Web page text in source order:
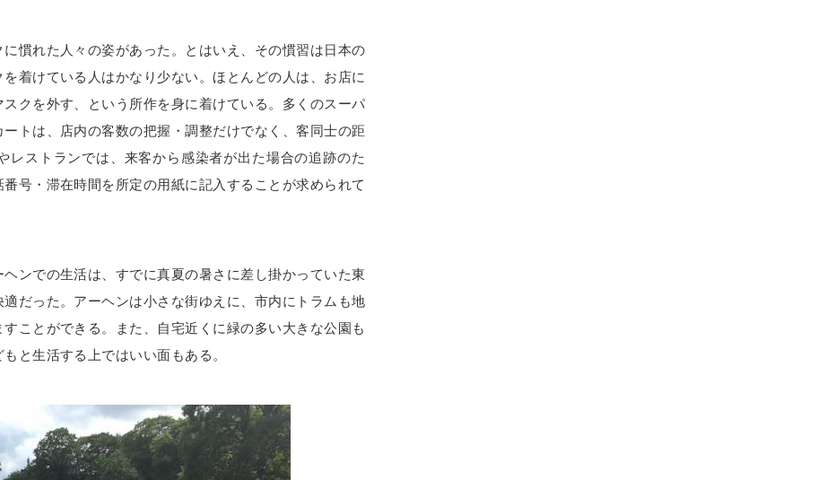
慣れた人々の姿があった。とはいえ、その慣習は日本の
着けている人はかなり少ない。ほとんどの人は、お店に
クを外す、という所作を身に着けている。多くのスーパ
トは、店内の客数の把握・調整だけでなく、客同士の距
レストランでは、来客から感染者が出た場合の追跡のた
号・滞在時間を所定の用紙に記入することが求められて
ンでの生活は、すでに真夏の暑さに差し掛かっていた東
だった。アーヘンは小さな街ゆえに、市内にトラムも地
ことができる。また、自宅近くに緑の多い大きな公園も
と生活する上ではいい面もある。